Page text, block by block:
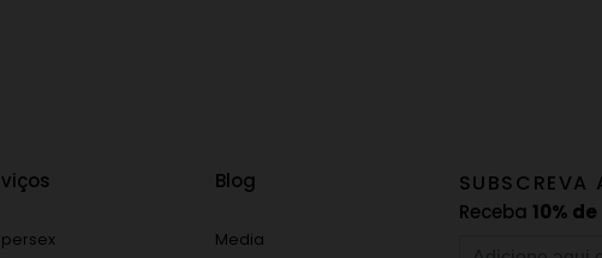
Blog
Media
SUBSCREVA
Receba 10%